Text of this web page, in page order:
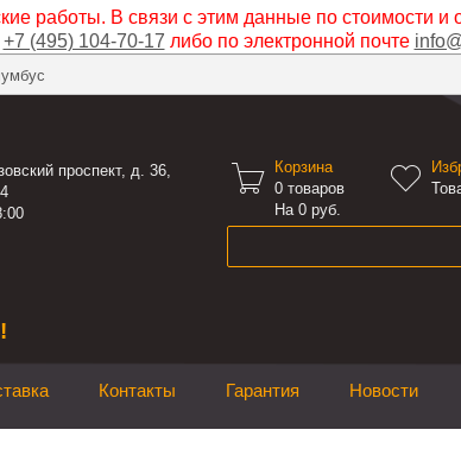
работы. В связи с этим данные по стоимости и
+7 (495) 104-70-17 либо по электронной почте
проспект, д. 36,

Корзина
0товаров
На 0 руб.

Контакты Гарантия Новости